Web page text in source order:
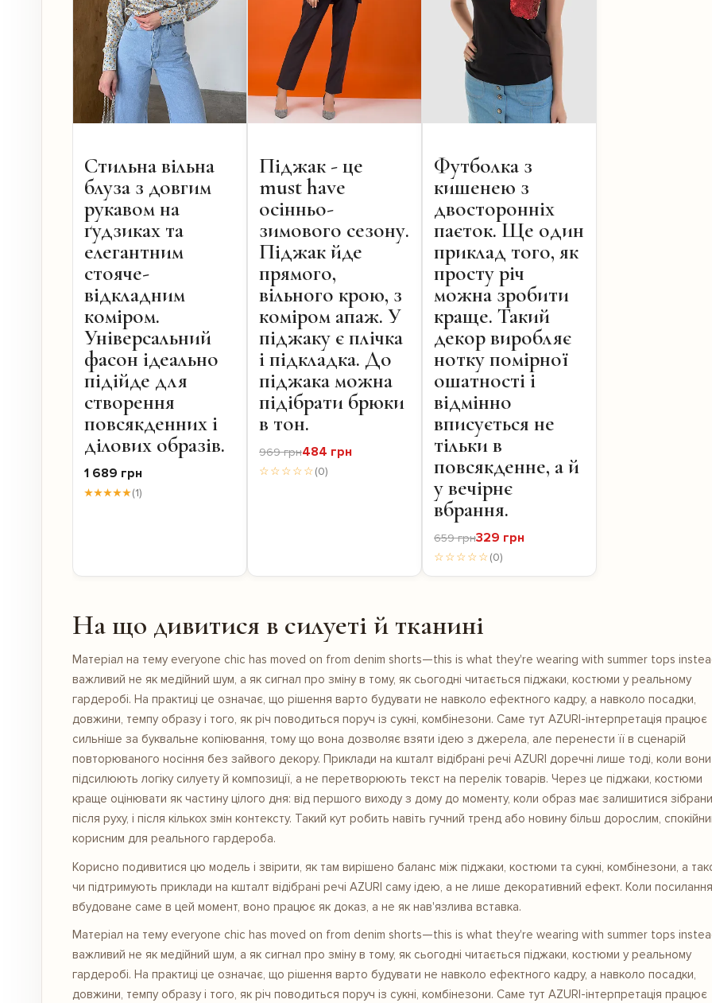
Стильна вільна
блуза з довгим
рукавом на
ґудзиках та
елегантним
стояче-
відкладним
коміром.
Універсальний
фасон ідеально
підійде для
створення
повсякденних і
ділових образів.
1 689 грн
★★★★★(1)
Піджак - це
must have
осінньо-
зимового сезону.
Піджак йде
прямого,
вільного крою, з
коміром апаж. У
піджаку є плічка
і підкладка. До
піджака можна
підібрати брюки
в тон.
969 грн484 грн
☆☆☆☆☆(0)
Футболка з
кишенею з
двосторонніх
паєток. Ще один
приклад того, як
просту річ
можна зробити
краще. Такий
декор виробляє
нотку помірної
ошатності і
відмінно
вписується не
тільки в
повсякденне, а й
у вечірнє
вбрання.
659 грн329 грн
☆☆☆☆☆(0)
На що дивитися в силуеті й тканині
Матеріал на тему everyone chic has moved on from denim shorts—this is what they're wearing with summer tops
важливий не як медійний шум, а як сигнал про зміну в тому, як сьогодні читається піджаки, костюми у реальному
гардеробі. На практиці це означає, що рішення варто будувати не навколо ефектного кадру, а навколо посадки,
довжини, темпу образу і того, як річ поводиться поруч із сукні, комбінезони. Саме тут AZURI-інтерпретація працює
сильніше за буквальне копіювання, тому що вона дозволяє взяти ідею з джерела, але перенести її в сценарій
повторюваного носіння без зайвого декору. Приклади на кшталт відібрані речі AZURI доречні лише тоді, коли вони
підсилюють логіку силуету й композиції, а не перетворюють текст на перелік товарів. Через це піджаки, костюми
краще оцінювати як частину цілого дня: від першого виходу з дому до моменту, коли образ має залишитися
після руху, і після кількох змін контексту. Такий кут робить навіть гучний тренд або новину більш дорослим,
корисним для реального гардероба.
Корисно подивитися цю модель і звірити, як там вирішено баланс між піджаки, костюми та сукні, комбінезони, а
чи підтримують приклади на кшталт відібрані речі AZURI саму ідею, а не лише декоративний ефект. Коли посилання
вбудоване саме в цей момент, воно працює як доказ, а не як нав'язлива вставка.
Матеріал на тему everyone chic has moved on from denim shorts—this is what they're wearing with summer tops
важливий не як медійний шум, а як сигнал про зміну в тому, як сьогодні читається піджаки, костюми у реальному
гардеробі. На практиці це означає, що рішення варто будувати не навколо ефектного кадру, а навколо посадки,
довжини, темпу образу і того, як річ поводиться поруч із сукні, комбінезони. Саме тут AZURI-інтерпретація працює